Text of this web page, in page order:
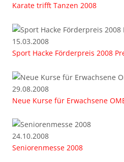
Karate trifft Tanzen 2008
15.03.2008
Sport Hacke Förderpreis 2008
29.08.2008
Neue Kurse für Erwachsene
24.10.2008
Seniorenmesse 2008